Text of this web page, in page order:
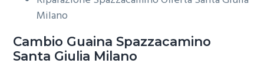
Milano
Cambio Guaina Spazzacamino
Santa Giulia Milano